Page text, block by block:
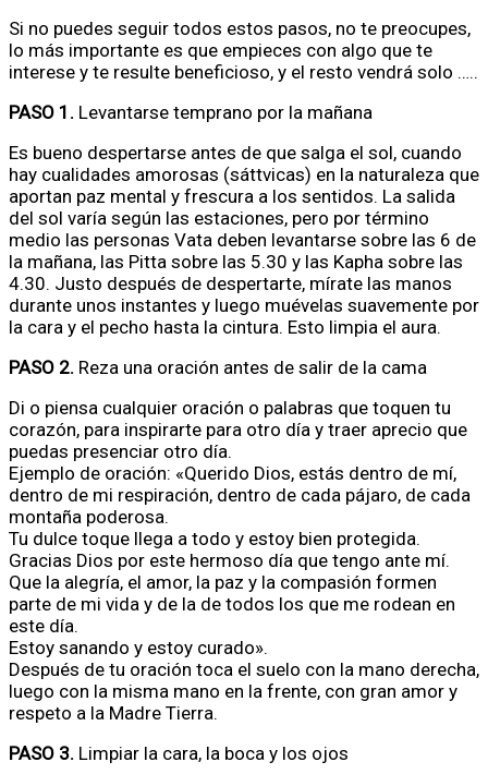
Si no puedes seguir todos estos pasos, no te preocupes,
lo más importante es que empieces con algo que te
interese y te resulte beneficioso, y el resto vendrá solo …..
PASO 1. Levantarse temprano por la mañana
Es bueno despertarse antes de que salga el sol, cuando
hay cualidades amorosas (sáttvicas) en la naturaleza que
aportan paz mental y frescura a los sentidos. La salida
del sol varía según las estaciones, pero por término
medio las personas Vata deben levantarse sobre las 6 de
la mañana, las Pitta sobre las 5.30 y las Kapha sobre las
4.30. Justo después de despertarte, mírate las manos
durante unos instantes y luego muévelas suavemente por
la cara y el pecho hasta la cintura. Esto limpia el aura.
PASO 2. Reza una oración antes de salir de la cama
Di o piensa cualquier oración o palabras que toquen tu
corazón, para inspirarte para otro día y traer aprecio que
puedas presenciar otro día.
Ejemplo de oración: «Querido Dios, estás dentro de mí,
dentro de mi respiración, dentro de cada pájaro, de cada
montaña poderosa.
Tu dulce toque llega a todo y estoy bien protegida.
Gracias Dios por este hermoso día que tengo ante mí.
Que la alegría, el amor, la paz y la compasión formen
parte de mi vida y de la de todos los que me rodean en
este día.
Estoy sanando y estoy curado».
Después de tu oración toca el suelo con la mano derecha,
luego con la misma mano en la frente, con gran amor y
respeto a la Madre Tierra.
PASO 3. Limpiar la cara, la boca y los ojos